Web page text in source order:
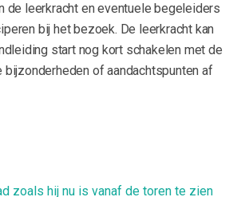
de leerkracht en eventuele begeleiders
bij het bezoek. De leerkracht kan
start nog kort schakelen met de
of aandachtspunten af
zoals hij nu is vanaf de toren te zien